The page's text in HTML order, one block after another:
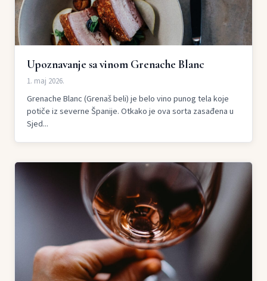
Upoznavanje sa vinom Grenache Blanc
1. maj 2026.
Grenache Blanc (Grenaš beli) je belo vino punog tela koje
potiče iz severne Španije. Otkako je ova sorta zasađena u
Sjed...